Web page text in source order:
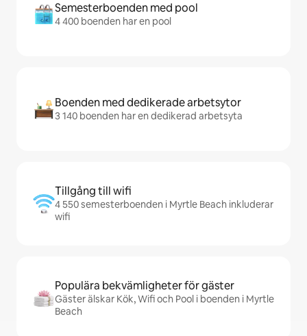
Semesterboenden med pool
4 400 boenden har en pool
Boenden med dedikerade arbetsytor
3 140 boenden har en dedikerad arbetsyta
Tillgång till wifi
4 550 semesterboenden i Myrtle Beach inkluderar
wifi
Populära bekvämligheter för gäster
Gäster älskar Kök, Wifi och Pool i boenden i Myrtle
Beach